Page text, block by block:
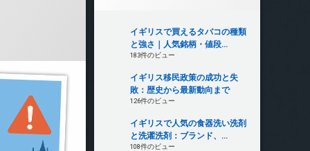
イギリスで買えるタバコの種類
と強さ｜人気銘柄・値段...
183件のビュー
イギリス移民政策の成功と失
敗：歴史から最新動向まで
126件のビュー
イギリスで人気の食器洗い洗剤
と洗濯洗剤：ブランド、...
108件のビュー